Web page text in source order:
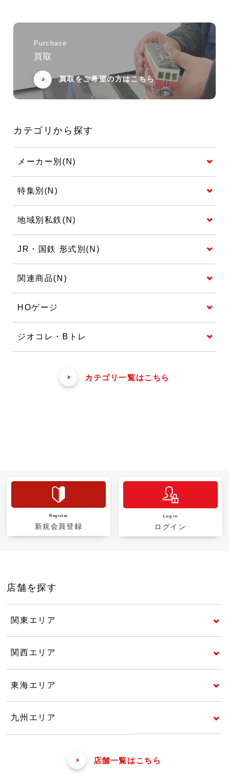
Purchase
買取
買取をご希望の方はこちら
カテゴリから探す
メーカー別(N)
特集別(N)
地域別私鉄(N)
JR・国鉄 形式別(N)
関連商品(N)
HOゲージ
ジオコレ・Bトレ
カテゴリ一覧はこちら
Register
新規会員登録
Log in
ログイン
店舗を探す
関東エリア
関西エリア
東海エリア
九州エリア
店舗一覧はこちら